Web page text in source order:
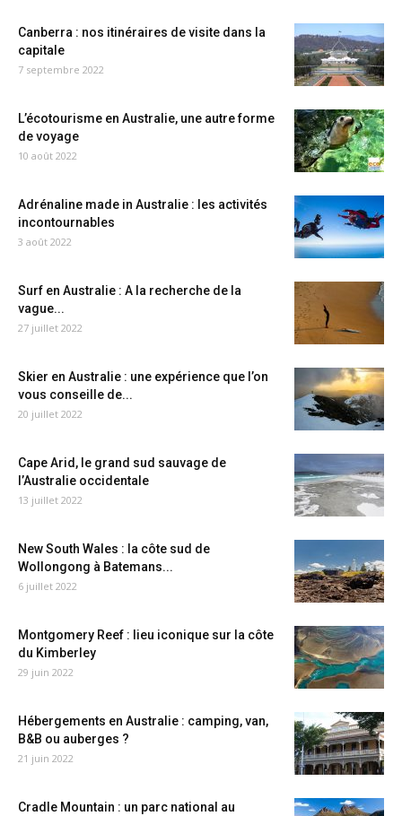
Canberra : nos itinéraires de visite dans la
capitale
7 septembre 2022
L’écotourisme en Australie, une autre forme
de voyage
10 août 2022
Adrénaline made in Australie : les activités
incontournables
3 août 2022
Surf en Australie : A la recherche de la
vague...
27 juillet 2022
Skier en Australie : une expérience que l’on
vous conseille de...
20 juillet 2022
Cape Arid, le grand sud sauvage de
l’Australie occidentale
13 juillet 2022
New South Wales : la côte sud de
Wollongong à Batemans...
6 juillet 2022
Montgomery Reef : lieu iconique sur la côte
du Kimberley
29 juin 2022
Hébergements en Australie : camping, van,
B&B ou auberges ?
21 juin 2022
Cradle Mountain : un parc national au